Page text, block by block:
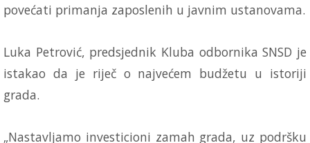
povećati primanja zaposlenih u javnim ustanovama.
Luka Petrović, predsjednik Kluba odbornika SNSD je
istakao da je riječ o najvećem budžetu u istoriji
grada.
„Nastavljamo investicioni zamah grada, uz podršku